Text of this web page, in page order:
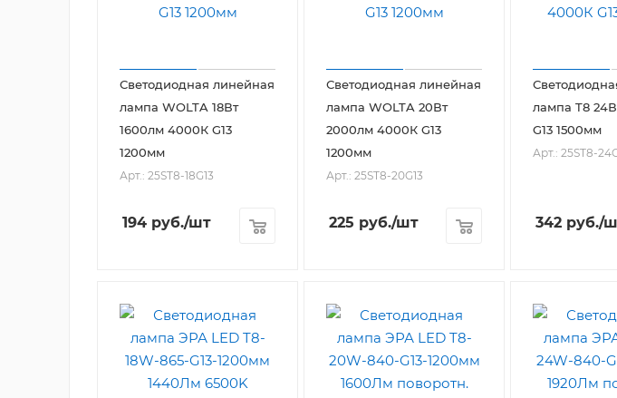
Светодиодная линейная
лампа WOLTA 18Вт
1600лм 4000К G13
1200мм
Арт.: 25ST8-18G13
194 руб./шт
Светодиодная линейная
лампа WOLTA 20Вт
2000лм 4000К G13
1200мм
Арт.: 25ST8-20G13
225 руб./шт
лампа T8
G13 1500мм
Арт.: 25ST8-
342 руб./